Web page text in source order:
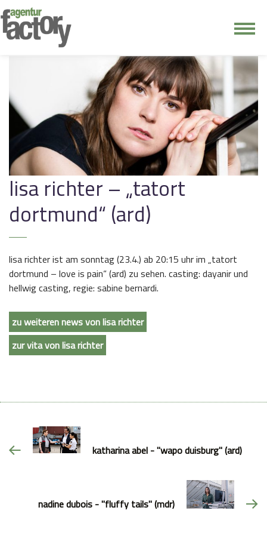
kontakt
lisa richter – „tatort
dortmund“ (ard)
lisa richter ist am sonntag (23.4.) ab 20:15 uhr im „tatort
dortmund – love is pain“ (ard) zu sehen. casting: dayanir und
hellwig casting, regie: sabine bernardi.
zu weiteren news von lisa richter
zur vita von lisa richter
katharina abel - "wapo duisburg" (ard)
nadine dubois - "fluffy tails" (mdr)